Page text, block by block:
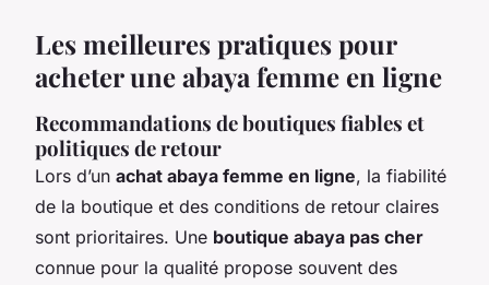
Les meilleures pratiques pour
acheter une abaya femme en ligne
Recommandations de boutiques fiables et
politiques de retour
Lors d’un achat abaya femme en ligne, la fiabilité
de la boutique et des conditions de retour claires
sont prioritaires. Une boutique abaya pas cher
connue pour la qualité propose souvent des